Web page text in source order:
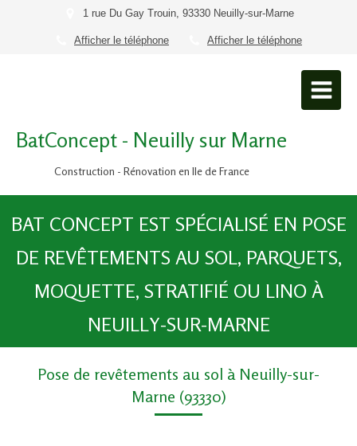
1 rue Du Gay Trouin, 93330 Neuilly-sur-Marne
Afficher le téléphone Afficher le téléphone
BatConcept - Neuilly sur Marne
Construction - Rénovation en Ile de France
BAT CONCEPT EST SPÉCIALISÉ EN POSE
DE REVÊTEMENTS AU SOL, PARQUETS,
MOQUETTE, STRATIFIÉ OU LINO À
NEUILLY-SUR-MARNE
Pose de revêtements au sol à Neuilly-sur-
Marne (93330)